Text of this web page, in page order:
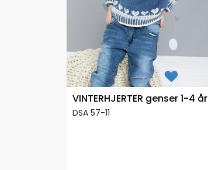
VINTERHJERTER genser 1-4 år
DSA 57-11